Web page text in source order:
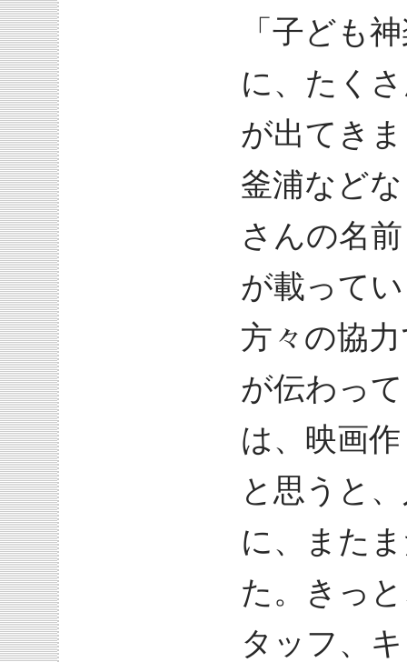
「子ども
に、たく
が出てき
釜浦など
さんの名
が載って
方々の協
が伝わっ
は、映画
と思うと
に、また
た。きっ
タッフ、